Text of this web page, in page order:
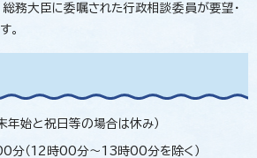
総務大臣に委嘱された行政相談委員が要望・
。
年始と祝日等の場合は休み）
（12時00分～13時00分を除く）